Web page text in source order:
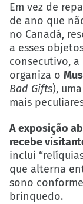
Em vez de
de ano que
no Canadá,
a esses
consecutivo, a
organiza o
Bad Gifts),
mais
A exposição
recebe
inclui
que alterna
sono
brinquedo.